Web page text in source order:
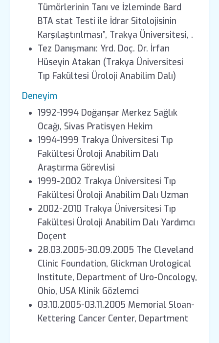
Tümörlerinin Tanı ve İzleminde Bard
BTA stat Testi ile İdrar Sitolojisinin
Karşılaştırılması”, Trakya Üniversitesi, .
Tez Danışmanı: Yrd. Doç. Dr. İrfan
Hüseyin Atakan (Trakya Üniversitesi
Tıp Fakültesi Üroloji Anabilim Dalı)
Deneyim
1992-1994 Doğanşar Merkez Sağlık
Ocağı, Sivas Pratisyen Hekim
1994-1999 Trakya Üniversitesi Tıp
Fakültesi Üroloji Anabilim Dalı
Araştırma Görevlisi
1999-2002 Trakya Üniversitesi Tıp
Fakültesi Üroloji Anabilim Dalı Uzman
2002-2010 Trakya Üniversitesi Tıp
Fakültesi Üroloji Anabilim Dalı Yardımcı
Doçent
28.03.2005-30.09.2005 The Cleveland
Clinic Foundation, Glickman Urological
Institute, Department of Uro-Oncology,
Ohio, USA Klinik Gözlemci
03.10.2005-03.11.2005 Memorial Sloan-
Kettering Cancer Center, Department